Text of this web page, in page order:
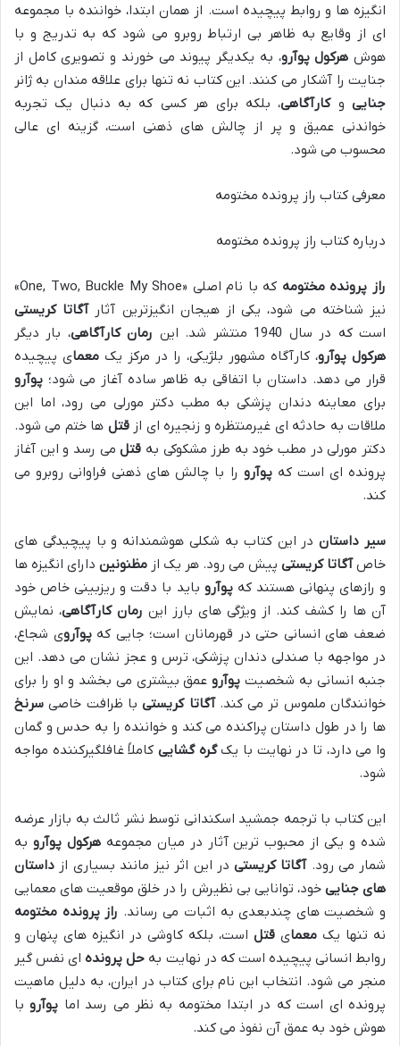
انگیزه ها و روابط پیچیده است. از همان ابتدا، خواننده با مجموعه
ای از وقایع به ظاهر بی ارتباط روبرو می شود که به تدریج و با
هوش هرکول پوآرو، به یکدیگر پیوند می خورند و تصویری کامل از
جنایت را آشکار می کنند. این کتاب نه تنها برای علاقه مندان به ژانر
جناییوکارآگاهی، بلکه برای هر کسی که به دنبال یک تجربه
خواندنی عمیق و پر از چالش های ذهنی است، گزینه ای عالی
محسوب می شود.
معرفی کتاب راز پرونده مختومه
درباره کتاب راز پرونده مختومه
راز پرونده مختومه
که با نام اصلی «One, Two, Buckle My Shoe»
نیز شناخته می شود، یکی از هیجان انگیزترین آثارآگاتا کریستی
است که در سال 1940 منتشر شد. این
رمان کارآگاهی، بار دیگر
هرکول پوآرو، کارآگاه مشهور بلژیکی، را در مرکز یک معمای پیچیده
قرار می دهد. داستان با اتفاقی به ظاهر ساده آغاز می شود؛ پوآرو
برای معاینه دندان پزشکی به مطب دکتر مورلی می رود، اما این
ملاقات به حادثه ای غیرمنتظره و زنجیره ای ازقتل ها ختم می شود.
دکتر مورلی در مطب خود به طرز مشکوکی به قتلمی رسد و این آغاز
پرونده ای است کهپوآرو را با چالش های ذهنی فراوانی روبرو می
کند.
سیر داستاندر این کتاب به شکلی هوشمندانه و با پیچیدگی های
خاصآگاتا کریستی پیش می رود. هر یک از مظنونین دارای انگیزه ها
و رازهای پنهانی هستند کهپوآرو باید با دقت و ریزبینی خاص خود
آن ها را کشف کند. از ویژگی های بارز این رمان کارآگاهی، نمایش
ضعف های انسانی حتی در قهرمانان است؛ جایی کهپوآروی شجاع،
در مواجهه با صندلی دندان پزشکی، ترس و عجز نشان می دهد. این
جنبه انسانی به شخصیت پوآروعمق بیشتری می بخشد و او را برای
خوانندگان ملموس تر می کند.آگاتا کریستیبا ظرافت خاصی سرنخ
ها را در طول داستان پراکنده می کند و خواننده را به حدس و گمان
وا می دارد، تا در نهایت با یکگره گشایی کاملاً غافلگیرکننده مواجه
شود.
این کتاب با ترجمه جمشید اسکندانی توسط نشر ثالث به بازار عرضه
شده و یکی از محبوب ترین آثار در میان مجموعههرکول پوآرو به
شمار می رود.آگاتا کریستی در این اثر نیز مانند بسیاری از داستان
های جنایی خود، توانایی بی نظیرش را در خلق موقعیت های معمایی
و شخصیت های چندبعدی به اثبات می رساند. راز پرونده مختومه
نه تنها یک معمای قتل است، بلکه کاوشی در انگیزه های پنهان و
روابط انسانی پیچیده است که در نهایت به حل پروندهای نفس گیر
منجر می شود. انتخاب این نام برای کتاب در ایران، به دلیل ماهیت
پرونده ای است که در ابتدا مختومه به نظر می رسد اما پوآروبا
هوش خود به عمق آن نفوذ می کند.